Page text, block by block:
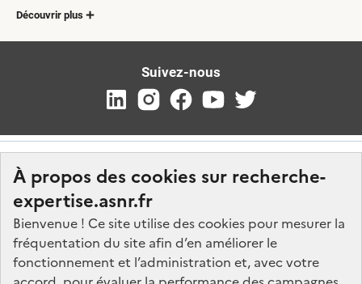
À propos des cookies sur recherche-
expertise.asnr.fr
Bienvenue ! Ce site utilise des cookies pour mesurer la
fréquentation du site afin d’en améliorer le
fonctionnement et l’administration et, avec votre
Découvrir plus
Suivez-nous
Nos marchés
Nos offres d'emploi